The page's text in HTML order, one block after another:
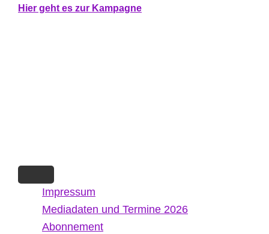
Hier geht es zur Kampagne
Impressum
Mediadaten und Termine 2026
Abonnement